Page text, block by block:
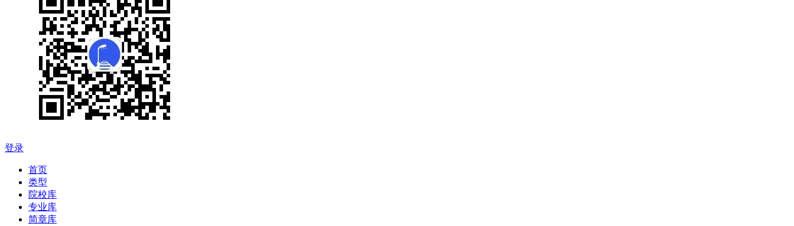
登录
首页
类型
院校库
专业库
简章库